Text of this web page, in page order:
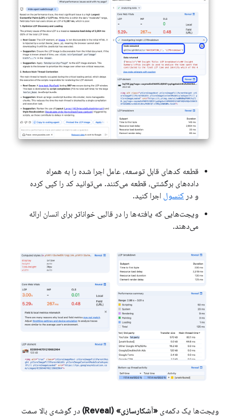
قطعه کدهای قابل توسعه، عامل اجرا شده را به همراه
داده‌های برگشتی، قطعه می‌کنند. می‌توانید کد را کپی کرده
و در کنسول اجرا کنید.
ویجت‌هایی که یافته‌ها را در قالبی خواناتر برای انسان ارائه
می‌دهند.
ویجت‌ها یک دکمه‌ی «آشکارسازی» (Reveal)
در گوشه‌ی بالا سمت